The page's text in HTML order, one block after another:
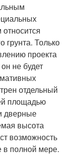
грунта. Только
проекта
не будет
отдельный
площадью
дверные
высота
возможность
в полной мере.